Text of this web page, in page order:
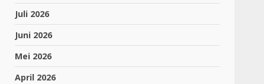
Juli 2026
Juni 2026
Mei 2026
April 2026